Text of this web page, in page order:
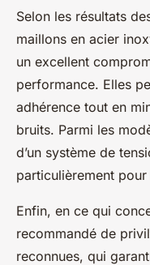
Selon les résultats
maillons en acier
un excellent
performance. Elles
adhérence tout en
bruits. Parmi les
d’un système de
particulièrement
Enfin, en ce qui
recommandé de
reconnues, qui